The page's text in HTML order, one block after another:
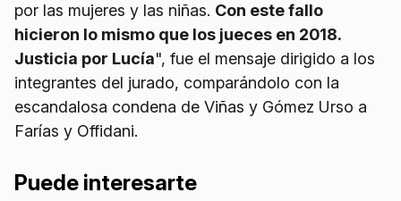
por las mujeres y las niñas. Con este fallo
hicieron lo mismo que los jueces en 2018.
Justicia por Lucía", fue el mensaje dirigido a los
integrantes del jurado, comparándolo con la
escandalosa condena de Viñas y Gómez Urso a
Farías y Offidani.
Puede interesarte